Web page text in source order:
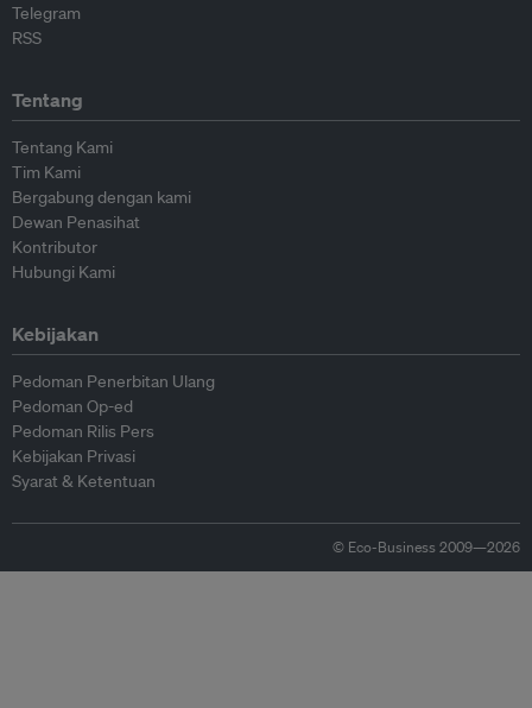
Telegram
RSS
Tentang
Tentang Kami
Tim Kami
Bergabung dengan kami
Dewan Penasihat
Kontributor
Hubungi Kami
Kebijakan
Pedoman Penerbitan Ulang
Pedoman Op-ed
Pedoman Rilis Pers
Kebijakan Privasi
Syarat & Ketentuan
© Eco-Business 2009—2026